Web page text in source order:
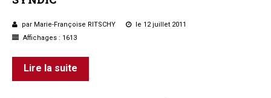
Études juridiques
Formez-vous !
Parole d'experts*
par Marie-Françoise RITSCHY
le 12 juillet 2011
Affichages : 1613
Lire la suite